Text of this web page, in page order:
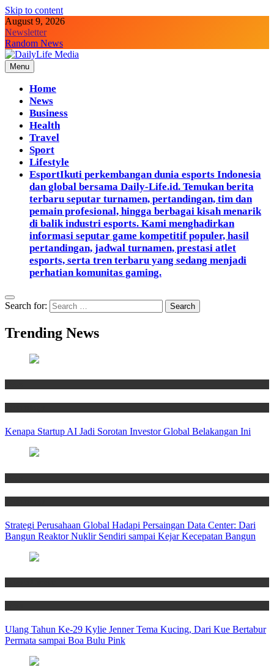
Skip to content
August 9, 2026
Newsletter
Random News
DailyLife Media
Accurate and Reliable News For Your Needs
Menu
Home
News
Business
Health
Travel
Sport
Lifestyle
EsportIkuti perkembangan dunia esports Indonesia
dan global bersama Daily-Life.id. Temukan berita
terbaru seputar turnamen, pertandingan, tim dan
pemain profesional, hingga berbagai kisah menarik
di balik industri esports. Kami menghadirkan
informasi seputar game kompetitif populer, hasil
pertandingan, jadwal turnamen, prestasi atlet
esports, serta tren terbaru yang sedang menjadi
perhatian komunitas gaming.
Search for:
Trending News
Kenapa Startup AI Jadi Sorotan Investor Global Belakangan Ini
Strategi Perusahaan Global Hadapi Persaingan Data Center: Dari
Bangun Reaktor Nuklir Sendiri sampai Kejar Kecepatan Bangun
Ulang Tahun Ke-29 Kylie Jenner Tema Kucing, Dari Kue Bertabur
Permata sampai Boa Bulu Pink